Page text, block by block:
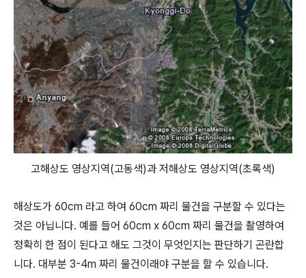
고해상도 영상지역(고동색)과 저해상도 영상지역(초록색)
해상도가 60cm 라고 하여 60cm 짜리 물건을 구분할 수 있다는
것은 아닙니다. 예를 들어 60cm x 60cm 짜리 물건을 촬영하여
정확히 한 점이 된다고 해도 그것이 무엇인지는 판단하기 곤란합
니다. 대부분 3-4m 짜리 물건이래야 구분을 할 수 있습니다.